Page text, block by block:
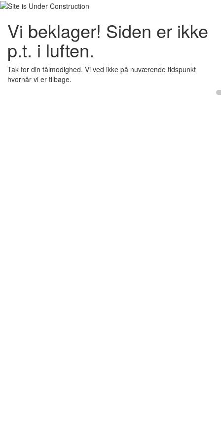
Vi beklager! Siden er ikke
p.t. i luften.
Tak for din tålmodighed. Vi ved ikke på nuværende tidspunkt
hvornår vi er tilbage.